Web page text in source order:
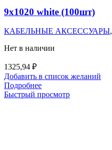
9х1020 white (100шт)
КАБЕЛЬНЫЕ АКСЕССУАРЫ,
Нет в наличии
1325,94 ₽
Добавить в список желаний
Подробнее
Быстрый просмотр